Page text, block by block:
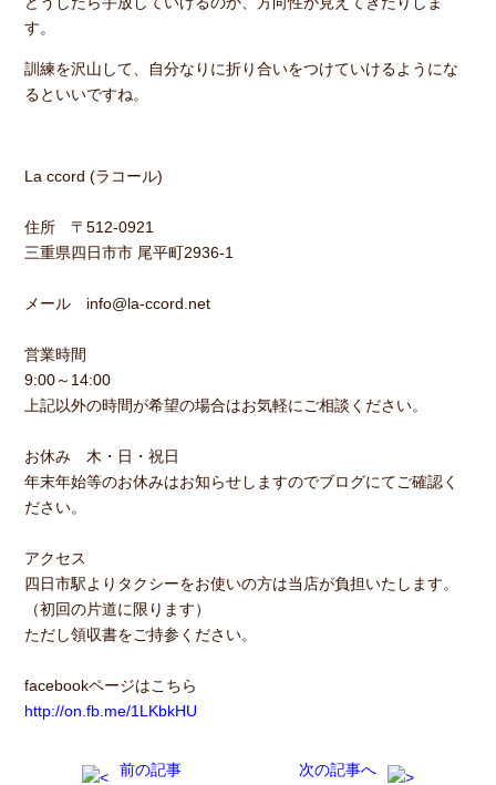
す。
訓練を沢山して、自分なりに折り合いをつけていけるようにな
るといいですね。
La ccord (ラコール)
住所 〒512-0921
三重県四日市市 尾平町2936-1
メール info@la-ccord.net
営業時間
9:00～14:00
上記以外の時間が希望の場合はお気軽にご相談ください。
お休み 木・日・祝日
年末年始等のお休みはお知らせしますのでブログにてご確認く
ださい。
アクセス
四日市駅よりタクシーをお使いの方は当店が負担いたします。
（初回の片道に限ります）
ただし領収書をご持参ください。
facebookページはこちら
http://on.fb.me/1LKbkHU
前の記事 次の記事へ